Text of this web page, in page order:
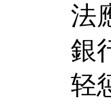
法
銀
轻